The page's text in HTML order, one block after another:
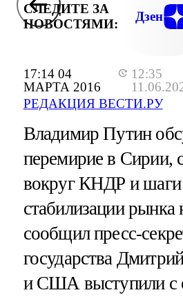
17:14 04
МАРТА 2016
12:35
РЕДАКЦИЯ ВЕСТИ.РУ
СЛЕДИТЕ ЗА
НОВОСТЯМИ:
Дзен
Владимир Путин
перемирие в Сирии,
вокруг КНДР и
стабилизации
сообщил пресс-
государства
и США выступили с